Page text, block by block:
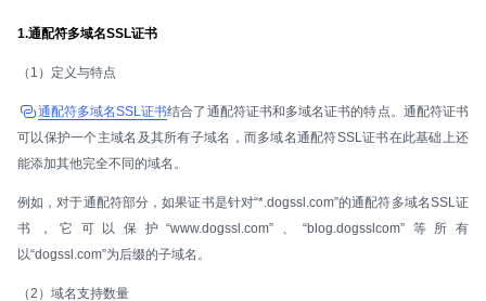
1.通配符多域名SSL证书
（1）定义与特点
通配符多域名SSL证书结合了通配符证书和多域名证书的特点。通配符证书
可以保护一个主域名及其所有子域名，而多域名通配符SSL证书在此基础上还
能添加其他完全不同的域名。
例如，对于通配符部分，如果证书是针对“*.dogssl.com”的通配符多域名SSL证
书，它可以保护“www.dogssl.com”、“blog.dogsslcom”等所有
以“dogssl.com”为后缀的子域名。
（2）域名支持数量